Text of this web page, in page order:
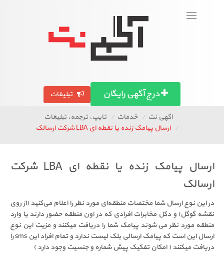
آگهی استان ها
Toggle
درج آگهی رایگان تبلیغات
آگهی نت خدمات
تایپ، ترجمه، تبلیغات
ارسال پیامک زنده یا نقطه ای LBA شرکت ارسالک
ارسال پیامک زنده یا نقطه ای LBA شرکت
ارسالک
در این نوع ارسال شما مختصات منطقه‌ای مورد نظر را اعلام می‌کنید (از روی
نقشه گوگل) و دکل مخابرات افرادی که در اون منطقه حضور دارند یا وارد
منطقه مورد نظر می شوند پیامک شما را دریافت میکنند و مزیت این نوع
ارسال این است که پیامک ارسالی بلک لیست ندارد و تمام افراد این sms را
دریافت میکنند ( امکان تفکیک پیش شماره و جنسیت وجود دارد )